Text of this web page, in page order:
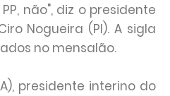
não", diz o presidente
Nogueira (PI). A sigla
no mensalão.
presidente interino do